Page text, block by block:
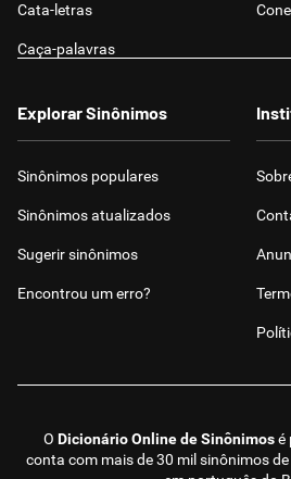
Cata-letras
Caça-palavras
O Dicionário Online de Sinônimosé
conta com mais de 30 mil sinônimos
Explorar Sinônimos
Sinônimos populares
Sinônimos atualizados
Sugerir sinônimos
Encontrou um erro?